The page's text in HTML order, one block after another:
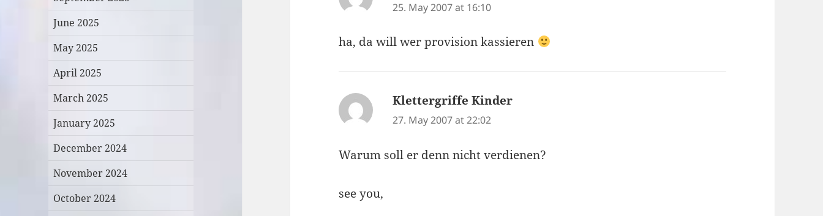
June 2025
May 2025
April 2025
March 2025
January 2025
December 2024
November 2024
October 2024
25. May 2007 at 16:10
ha, da will wer provision kassieren
Klettergriffe Kinder
27. May 2007 at 22:02
Warum soll er denn nicht verdienen?
see you,